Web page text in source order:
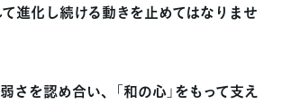
進化し続ける動きを止めてはなりませ
さを認め合い、「和の心」をもって支え